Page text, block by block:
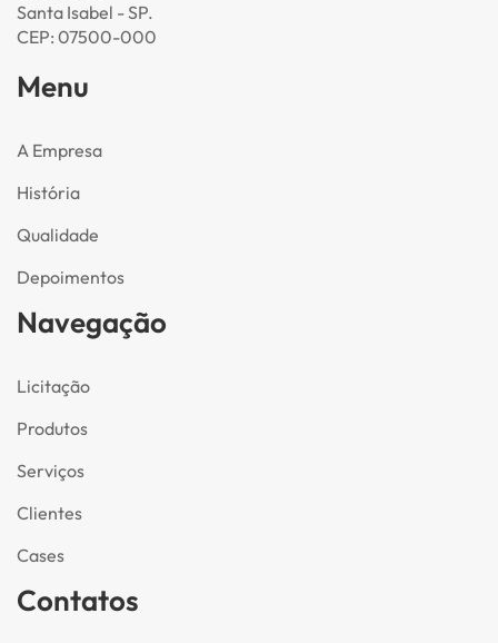
Santa Isabel - SP.
CEP: 07500-000
Menu
A Empresa
História
Qualidade
Depoimentos
Navegação
Licitação
Produtos
Serviços
Clientes
Cases
Contatos